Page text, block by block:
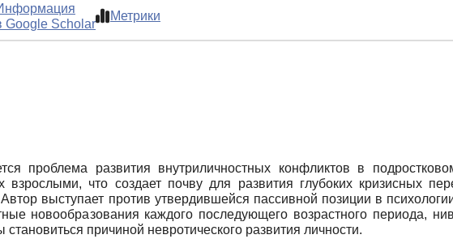
Google Scholar
Метрики
проблема развития внутриличностных конфликтов в
что создает почву для развития глубоких кризисных
выступает против утвердившейся пассивной позиции в
новообразования каждого последующего возрастного периода,
причиной невротического развития личности.